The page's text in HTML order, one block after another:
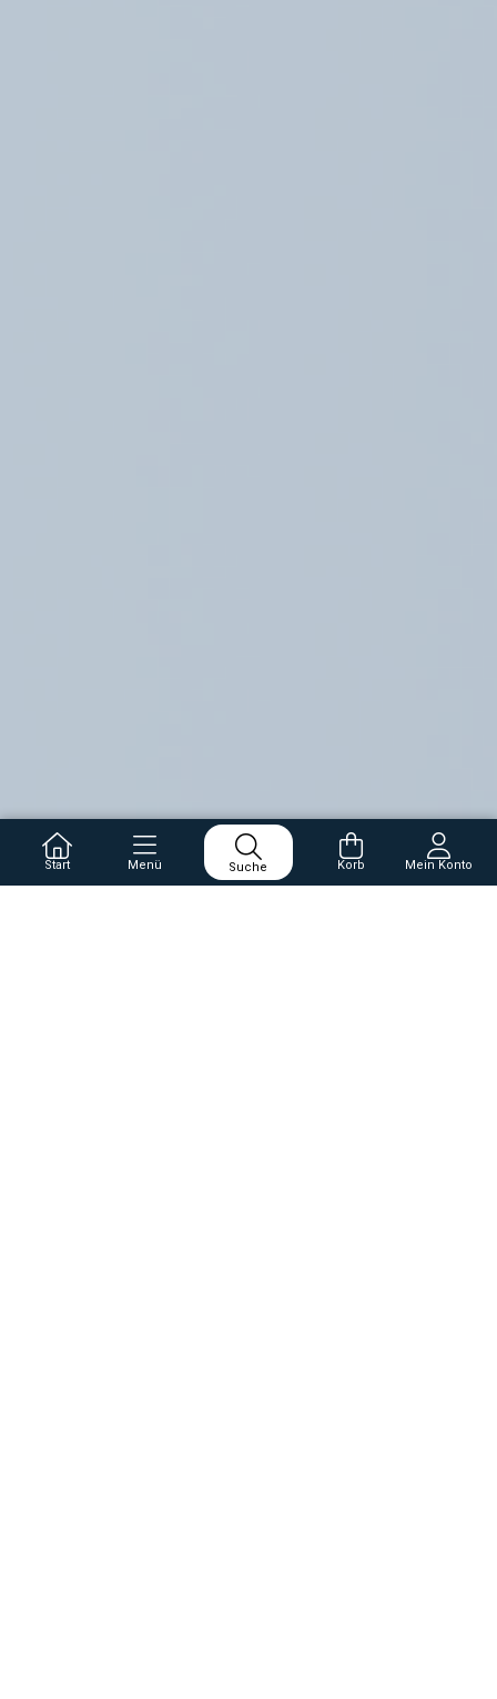
Start Menü Suche Korb Mein Konto